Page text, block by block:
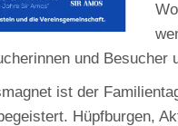
und Besucher
ist der
Hüpfburgen,